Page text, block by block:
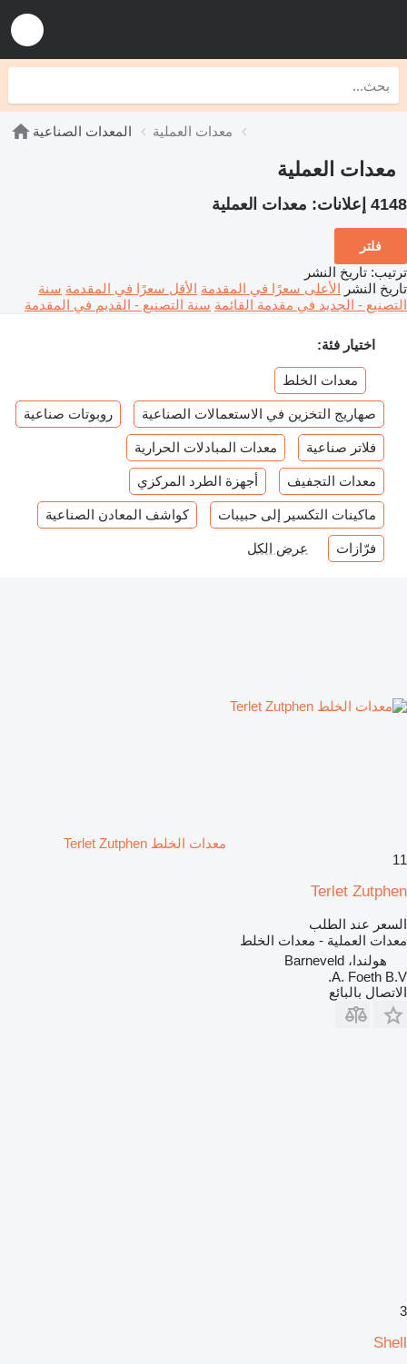
المعدات الصناعية معدات العملية
معدات العملية
4148 إعلانات: معدات العملية
فلتر
ترتيب: تاريخ النشر
تاريخ النشر الأعلى سعرًا في المقدمة الأقل سعرًا في المقدمة سنة
التصنيع - الجديد في مقدمة القائمة سنة التصنيع - القديم في المقدمة
اختيار فئة:
معدات الخلط
صهاريج التخزين في الاستعمالات الصناعية روبوتات صناعية
فلاتر صناعية معدات المبادلات الحرارية
معدات التجفيف أجهزة الطرد المركزي
ماكينات التكسير إلى حبيبات كواشف المعادن الصناعية
فرّازات عرض الكل
معدات الخلط Terlet Zutphen
11
Terlet Zutphen
السعر عند الطلب
معدات العملية - معدات الخلط
هولندا، Barneveld
A. Foeth B.V.
الاتصال بالبائع
3
Shell